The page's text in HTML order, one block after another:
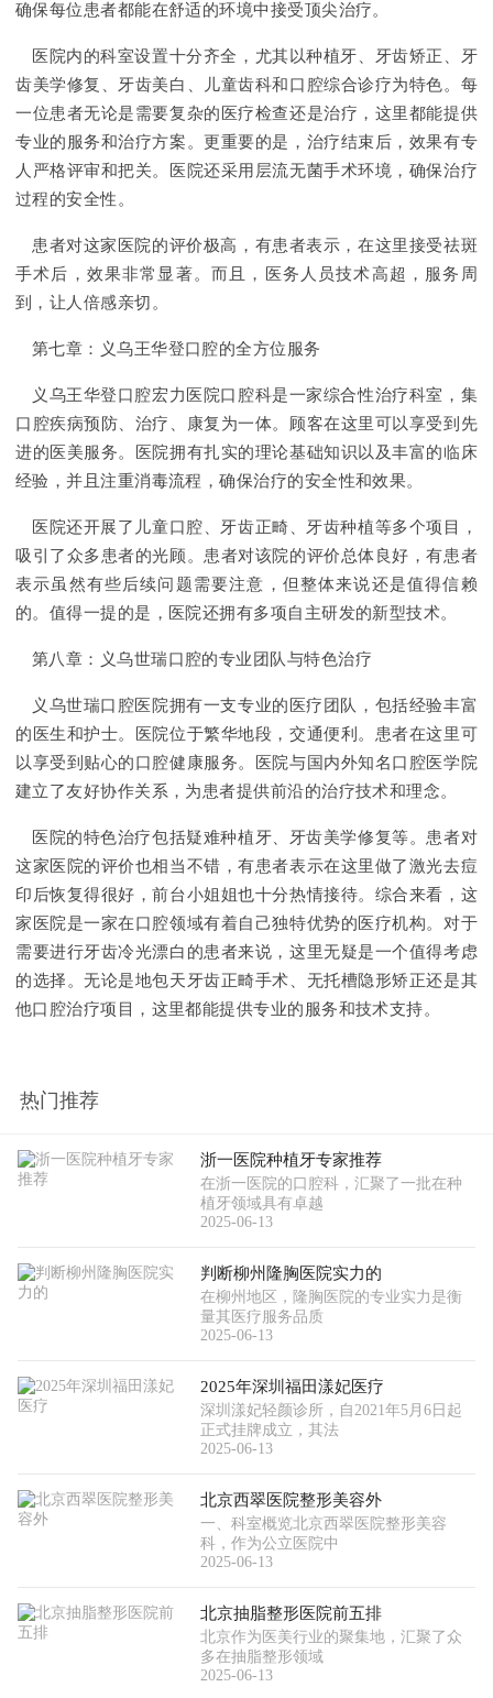
确保每位患者都能在舒适的环境中接受顶尖治疗。
医院内的科室设置十分齐全，尤其以种植牙、牙齿矫正、牙
齿美学修复、牙齿美白、儿童齿科和口腔综合诊疗为特色。每
一位患者无论是需要复杂的医疗检查还是治疗，这里都能提供
专业的服务和治疗方案。更重要的是，治疗结束后，效果有专
人严格评审和把关。医院还采用层流无菌手术环境，确保治疗
过程的安全性。
患者对这家医院的评价极高，有患者表示，在这里接受祛斑
手术后，效果非常显著。而且，医务人员技术高超，服务周
到，让人倍感亲切。
第七章：义乌王华登口腔的全方位服务
义乌王华登口腔宏力医院口腔科是一家综合性治疗科室，集
口腔疾病预防、治疗、康复为一体。顾客在这里可以享受到先
进的医美服务。医院拥有扎实的理论基础知识以及丰富的临床
经验，并且注重消毒流程，确保治疗的安全性和效果。
医院还开展了儿童口腔、牙齿正畸、牙齿种植等多个项目，
吸引了众多患者的光顾。患者对该院的评价总体良好，有患者
表示虽然有些后续问题需要注意，但整体来说还是值得信赖
的。值得一提的是，医院还拥有多项自主研发的新型技术。
第八章：义乌世瑞口腔的专业团队与特色治疗
义乌世瑞口腔医院拥有一支专业的医疗团队，包括经验丰富
的医生和护士。医院位于繁华地段，交通便利。患者在这里可
以享受到贴心的口腔健康服务。医院与国内外知名口腔医学院
建立了友好协作关系，为患者提供前沿的治疗技术和理念。
医院的特色治疗包括疑难种植牙、牙齿美学修复等。患者对
这家医院的评价也相当不错，有患者表示在这里做了激光去痘
印后恢复得很好，前台小姐姐也十分热情接待。综合来看，这
家医院是一家在口腔领域有着自己独特优势的医疗机构。对于
需要进行牙齿冷光漂白的患者来说，这里无疑是一个值得考虑
的选择。无论是地包天牙齿正畸手术、无托槽隐形矫正还是其
他口腔治疗项目，这里都能提供专业的服务和技术支持。
热门推荐
浙一医院种植牙专家推荐
在浙一医院的口腔科，汇聚了一批在种
植牙领域具有卓越
2025-06-13
判断柳州隆胸医院实力的
在柳州地区，隆胸医院的专业实力是衡
量其医疗服务品质
2025-06-13
2025年深圳福田漾妃医疗
深圳漾妃轻颜诊所，自2021年5月6日起
正式挂牌成立，其法
2025-06-13
北京西翠医院整形美容外
一、科室概览北京西翠医院整形美容
科，作为公立医院中
2025-06-13
北京抽脂整形医院前五排
北京作为医美行业的聚集地，汇聚了众
多在抽脂整形领域
2025-06-13